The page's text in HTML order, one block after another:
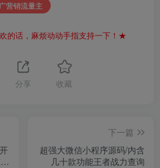
营销流量主
的话，麻烦动动手指支持一下！★
分享 收藏
下一篇
超强大微信小程序源码/内含
几十款功能王者战力查询